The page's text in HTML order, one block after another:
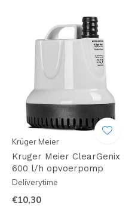
Krüger Meier
Kruger Meier ClearGenix
600 l/h opvoerpomp
Deliverytime
€10,30